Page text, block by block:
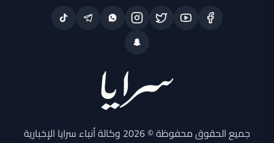
جميع الحقوق محفوظة © 2026 وكالة أنباء سرايا الإخبارية